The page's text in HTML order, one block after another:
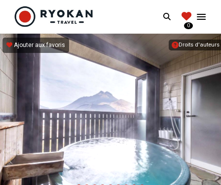
RYOKANTRAVEL
Vivez l'expérience authentique d'un Ryokan
Search
0
Droits d'auteurs
Ajouter aux favoris